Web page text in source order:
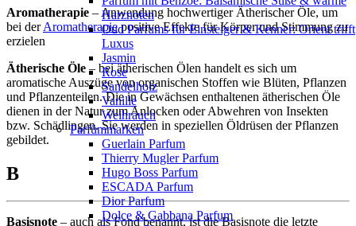
Harznoten
Oud Parfums für Einsteiger & Kenner: Orient trifft
Luxus
Jasmin
Rose
Sandelholz
Vanille
Weihrauch
Parfümmarken
Guerlain Parfum
Thierry Mugler Parfum
Hugo Boss Parfum
ESCADA Parfum
Dior Parfum
Dolce & Gabbana Parfum
Aromatherapie – Anwendung hochwertiger Ätherischer Öle, um
bei derAromatherapiepositive Effekte für Körper und Stimmung zu
erzielen
Ätherische Öle – bei ätherischen Ölen handelt es sich um
aromatische Auszüge von organischen Stoffen wie Blüten, Pflanzen
und Pflanzenteilen. Die in Gewächsen enthaltenen ätherischen Öle
dienen in der Natur zum Anlocken oder Abwehren von Insekten
bzw. Schädlingen. Sie werden in speziellen Öldrüsen der Pflanzen
gebildet.
B
Basisnote – auch als Fond benannt, ist die Basisnote die letzte